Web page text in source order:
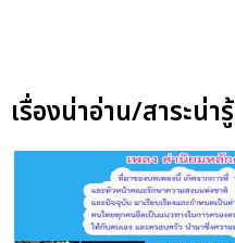
เรื่องน่าอ่าน/สาระน่ารู้